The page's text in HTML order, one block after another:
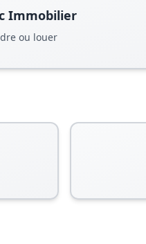
Immobilier
ou louer